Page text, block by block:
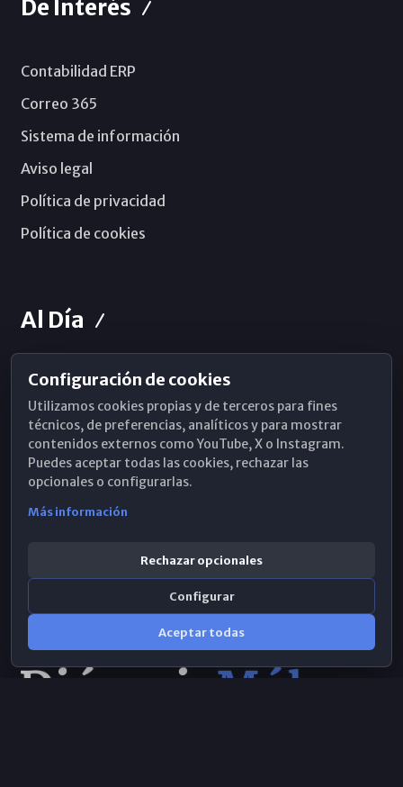
De Interés
Contabilidad ERP
Correo 365
Sistema de información
Aviso legal
Política de privacidad
Política de cookies
Al Día
Horarios de Misa
Hemeroteca
WhatsApp
Configuración de cookies
Utilizamos cookies propias y de terceros para fines
técnicos, de preferencias, analíticos y para mostrar
contenidos externos como YouTube, X o Instagram.
Puedes aceptar todas las cookies, rechazar las
opcionales o configurarlas.
Más información
Rechazar opcionales
Configurar
Aceptar todas